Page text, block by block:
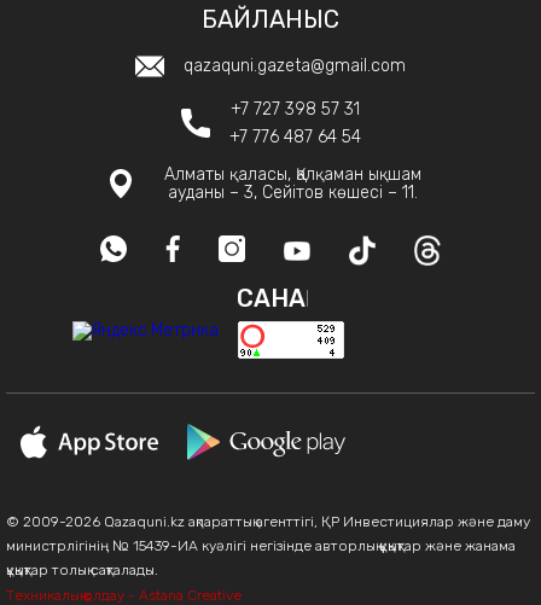
БАЙЛАНЫС
qazaquni.gazeta@gmail.com
+7 727 398 57 31
+7 776 487 64 54
Алматы қаласы, Қалқаман ықшам
ауданы – 3, Сейітов көшесі – 11.
САНАҚ
© 2009-2026 Qazaquni.kz ақпараттық агенттігі, ҚР Инвестициялар және даму
министрлігінің № 15439-ИА куәлігі негізінде авторлық құқықтар және жанама
құқықтар толық сақталады.
Техникалық қолдау - Astana Creative